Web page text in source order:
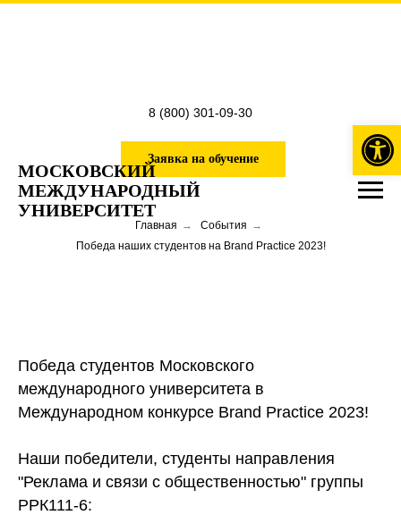
МОСКОВСКИЙ
МЕЖДУНАРОДНЫЙ
УНИВЕРСИТЕТ
8 (800) 301-09-30
Заявка на обучение
Главная → События →
Победа наших студентов на Brand Practice 2023!
Победа студентов Московского
международного университета в
Международном конкурсе Brand Practice 2023!
Наши победители, студенты направления
"Реклама и связи с общественностью" группы
РРК111-6: